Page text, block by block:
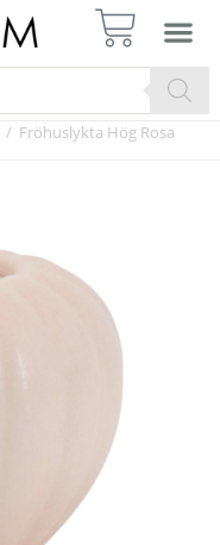
/ Fröhuslykta Hög Rosa